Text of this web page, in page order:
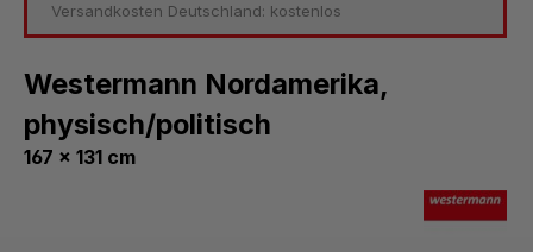
Versandkosten Deutschland: kostenlos
Westermann Nordamerika,
physisch/politisch
167 x 131 cm